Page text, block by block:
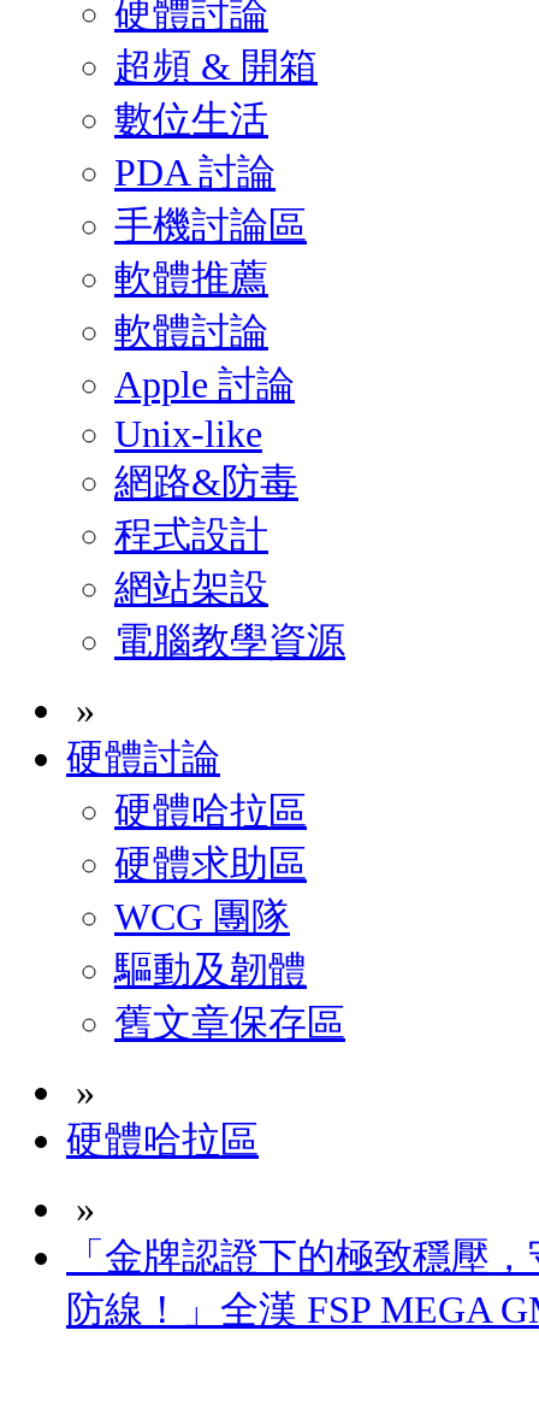
硬體討論
超頻 & 開箱
數位生活
PDA 討論
手機討論區
軟體推薦
軟體討論
Apple 討論
Unix-like
網路&防毒
程式設計
網站架設
電腦教學資源
»
硬體討論
硬體哈拉區
硬體求助區
WCG 團隊
驅動及韌體
舊文章保存區
»
硬體哈拉區
»
「金牌認證下的極致穩壓
防線！」全漢 FSP MEGA